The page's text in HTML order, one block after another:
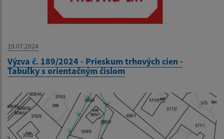
19.07.2024
Výzva č. 189/2024 - Prieskum trhových cien -
Tabuľky s orientačným číslom